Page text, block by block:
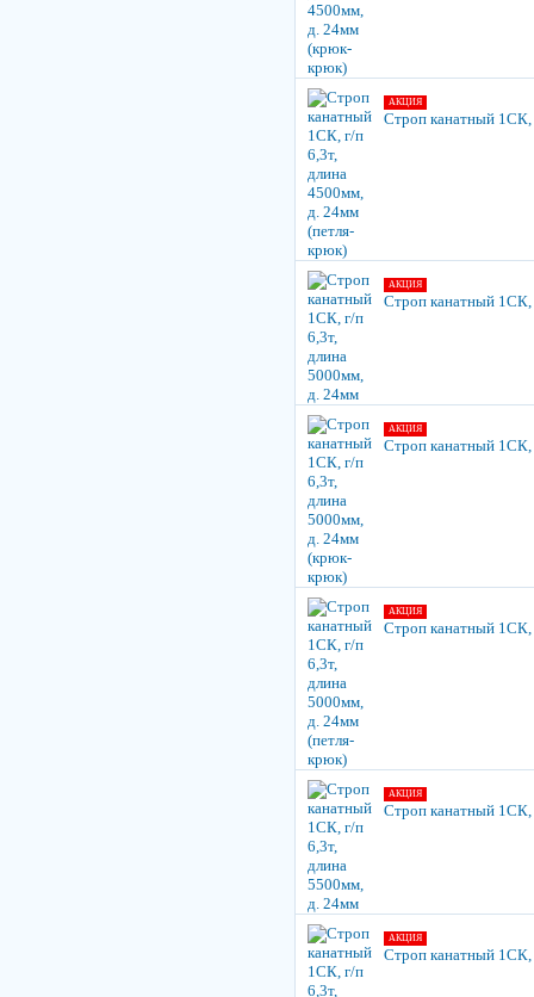
АКЦИЯ
Строп канатный 1СК,
АКЦИЯ
Строп канатный 1СК,
АКЦИЯ
Строп канатный
АКЦИЯ
Строп канатный 1СК,
АКЦИЯ
Строп канатный 1СК,
АКЦИЯ
Строп канатный